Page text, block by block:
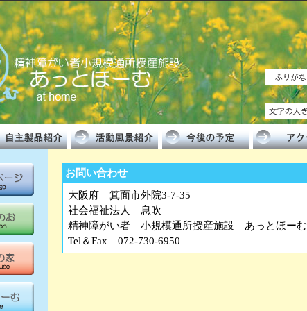
お問い合わせ
大阪府 箕面市外院3-7-35
社会福祉法人 息吹
精神障がい者 小規模通所授産施設 あっとほーむ
Tel＆Fax 072-730-6950